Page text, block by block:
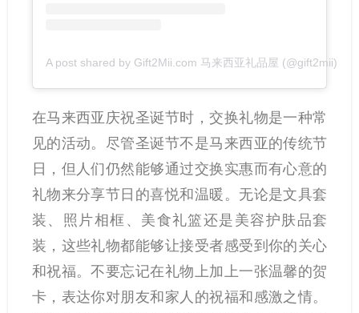
A post shared by Gift2Mii.com 马来西亚礼品屋 (@gift2mii)
在马来西亚庆祝圣诞节时，交换礼物是一种常
见的活动。尽管圣诞节不是马来西亚的传统节
日，但人们仍然能够通过交换实惠而有心意的
礼物来分享节日的喜悦和温暖。无论是文具套
装、照片相框、美食礼篮还是美容护肤品套
装，这些礼物都能够让接受者感受到你的关心
和祝福。不要忘记在礼物上加上一张温馨的贺
卡，表达你对朋友和家人的祝福和感激之情。